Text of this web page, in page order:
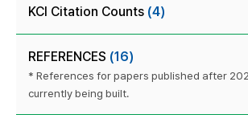
KCI Citation Counts (4)
REFERENCES (16)
* References for papers published after
currently being built.